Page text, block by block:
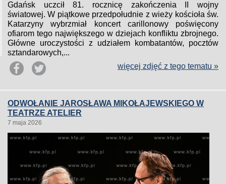
Gdańsk uczcił 81. rocznicę zakończenia II wojny
światowej. W piątkowe przedpołudnie z wieży kościoła św.
Katarzyny wybrzmiał koncert carillonowy poświęcony
ofiarom tego największego w dziejach konfliktu zbrojnego.
Główne uroczystości z udziałem kombatantów, pocztów
sztandarowych,...
więcej zdjęć z tego tematu »
ODWOŁANIE JAROSŁAWA MIKOŁAJEWSKIEGO W
TEATRZE ATELIER
7 maja 2026